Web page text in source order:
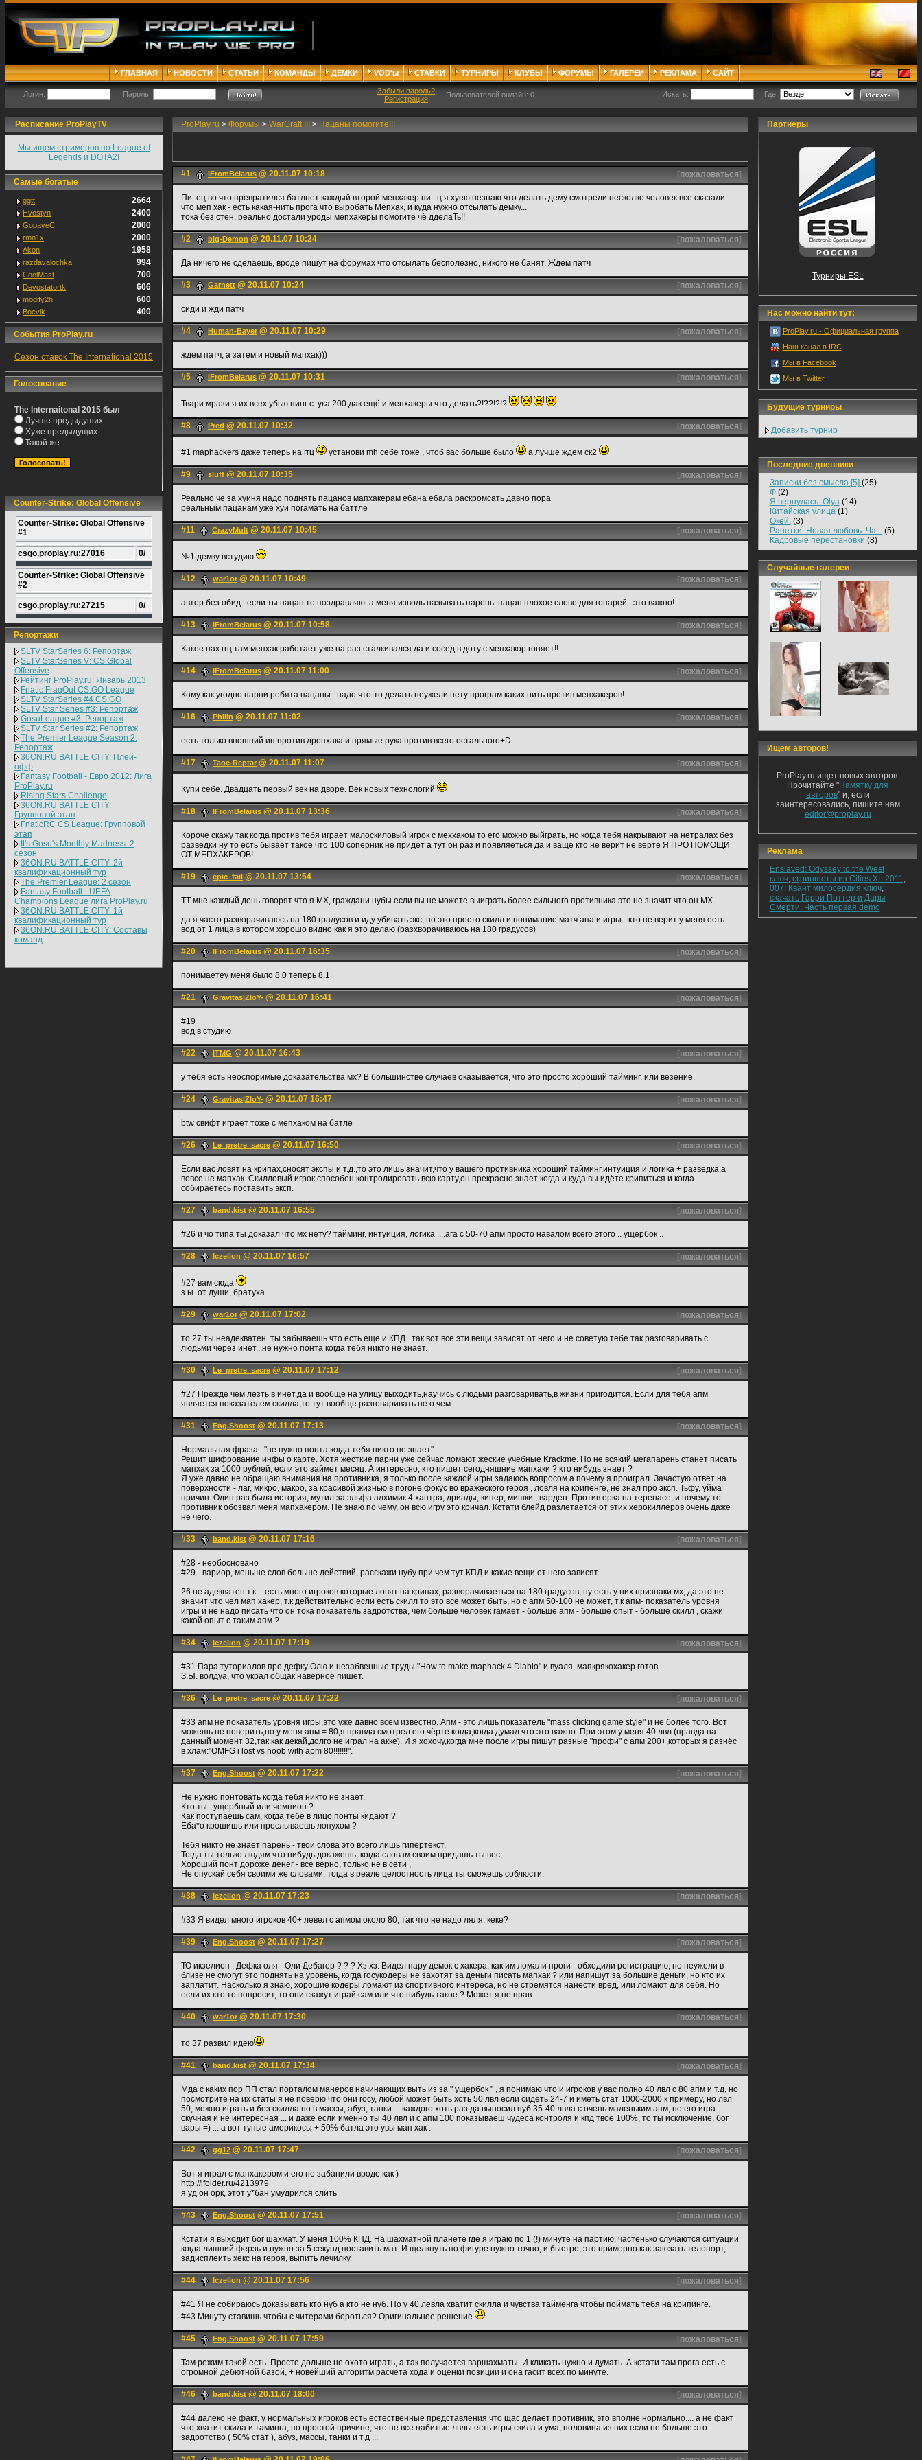
ГЛАВНАЯ НОВОСТИ СТАТЬИ КОМАНДЫ ДЕМКИ VOD'ы СТАВКИ ТУРНИРЫ КЛУБЫ ФОРУМЫ ГАЛЕРЕИ РЕКЛАМА САЙТ
Логин: Пароль:
Забыли пароль?
Регистрация
Пользователей онлайн: 0 Искать: Где:
Расписание ProPlayTV
Мы ищем стримеров по League of
Legends и DOTA2!
Самые богатые
ggtt 2664
Hvostyn 2400
GopaveC 2000
rmn1x 2000
Akon 1958
razdavalochka 994
CoolMast 700
Devostatortk 606
modify2h 600
Boevik 400
События ProPlay.ru
Сезон ставок The International 2015
Голосование
The Internaitonal 2015 был
Лучше предыдуших
Хуже предыдущих
Такой же
Counter-Strike: Global Offensive
Counter-Strike: Global Offensive
#1
csgo.proplay.ru:27016 0/
Counter-Strike: Global Offensive
#2
csgo.proplay.ru:27215 0/
Репортажи
SLTV StarSeries 6: Репортаж
SLTV StarSeries V: CS Global
Offensive
Рейтинг ProPlay.ru: Январь 2013
Fnatic FragOut CS:GO League
SLTV StarSeries #4 CS:GO
SLTV Star Series #3: Репортаж
GosuLeague #3: Репортаж
SLTV Star Series #2: Репортаж
The Premier League Season 2:
Репортаж
36ON.RU BATTLE CITY: Плей-
офф
Fantasy Football - Евро 2012: Лига
ProPlay.ru
Rising Stars Challenge
36ON.RU BATTLE CITY:
Групповой этап
FnaticRC CS League: Групповой
этап
It's Gosu's Monthly Madness: 2
сезон
36ON.RU BATTLE CITY: 2й
квалификационный тур
The Premier League: 2 cезон
Fantasy Football - UEFA
Champions League лига ProPlay.ru
36ON.RU BATTLE CITY: 1й
квалификационный тур
36ON.RU BATTLE CITY: Составы
команд
ProPlay.ru > Форумы > WarCraft III > Пацаны помогите!!!
#1 IFromBelarus @ 20.11.07 10:18 [пожаловаться]
Пи..ец во что превратился батлнет каждый второй мепхакер пи...ц я хуею незнаю что делать дему смотрели несколко человек все сказали
что меп хак - есть какая-нить прога что выробать Мепхак, и куда нужно отсылать демку...
тока без стен, реально достали уроды мепхакеры помогите чё дделаТь!!
#2 blg-Demon @ 20.11.07 10:24 [пожаловаться]
Да ничего не сделаешь, вроде пишут на форумах что отсылать бесполезно, никого не банят. Ждем патч
#3 Garnett @ 20.11.07 10:24 [пожаловаться]
сиди и жди патч
#4 Human-Bayer @ 20.11.07 10:29 [пожаловаться]
ждем патч, а затем и новый мапхак)))
#5 IFromBelarus @ 20.11.07 10:31 [пожаловаться]
Твари мрази я их всех убью пинг с..ука 200 дак ещё и мепхакеры что делать?!??!?!?
#8 Pred @ 20.11.07 10:32 [пожаловаться]
#1 maphackers даже теперь на ггц установи mh себе тоже , чтоб вас больше было а лучше ждем ск2
#9 sluff @ 20.11.07 10:35 [пожаловаться]
Реально че за xyиня надо поднять пацанов мапхакерам е6ана е6ала раскромсать давно пора
реальным пацанам уже xyи погамать на баттле
#11 CrazyMult @ 20.11.07 10:45 [пожаловаться]
№1 демку встудию
#12 war1or @ 20.11.07 10:49 [пожаловаться]
автор без обид...если ты пацан то поздравляю. а меня изволь называть парень. пацан плохое слово для гопарей...это важно!
#13 IFromBelarus @ 20.11.07 10:58 [пожаловаться]
Какое нах ггц там мепхак работает уже на раз сталкивался да и сосед в доту с мепхакор гоняет!!
#14 IFromBelarus @ 20.11.07 11:00 [пожаловаться]
Кому как угодно парни ребята пацаны...надо что-то делать неужели нету програм каких нить против мепхакеров!
#16 Philin @ 20.11.07 11:02 [пожаловаться]
есть только внешний ип против дропхака и прямые рука против всего остального+D
#17 Taoe-Reptar @ 20.11.07 11:07 [пожаловаться]
Купи себе. Двадцать первый век на дворе. Век новых технологий
#18 IFromBelarus @ 20.11.07 13:36 [пожаловаться]
Короче скажу так когда против тебя играет малоскиловый игрок с меххаком то его можно выйграть, но когда тебя накрывают на нетралах без
разведки ну то есть бывает такое что 100 соперник не придёт а тут он раз и появляеться да и ваще кто не верит не верте Я ПРО ПОМОЩИ
ОТ МЕПХАКЕРОВ!
#19 epic_fail @ 20.11.07 13:54 [пожаловаться]
ТТ мне каждый день говорят что я МХ, граждани нубы если вы не можете выиграть более сильного противника это не значит что он МХ
да я часто разворачиваюсь на 180 градусов и иду убивать экс, но это просто скилл и понимание матч апа и игры - кто не верит у меня есть
вод от 1 лица в котором хорошо видно как я это делаю (разхворачиваюсь на 180 градусов)
#20 IFromBelarus @ 20.11.07 16:35 [пожаловаться]
понимаетеу меня было 8.0 теперь 8.1
#21 Gravitas|ZloY- @ 20.11.07 16:41 [пожаловаться]
#19
вод в студию
#22 ITMG @ 20.11.07 16:43 [пожаловаться]
у тебя есть неоспоримые доказательства мх? В большинстве случаев оказывается, что это просто хороший тайминг, или везение.
#24 Gravitas|ZloY- @ 20.11.07 16:47 [пожаловаться]
btw свифт играет тоже с мепхаком на батле
#26 Le_pretre_sacre @ 20.11.07 16:50 [пожаловаться]
Если вас ловят на крипах,сносят экспы и т.д.,то это лишь значит,что у вашего противника хороший тайминг,интуиция и логика + разведка,а
вовсе не мапхак. Скилловый игрок способен контролировать всю карту,он прекрасно знает когда и куда вы идёте крипиться и когда
собираетесь поставить эксп.
#27 band.kist @ 20.11.07 16:55 [пожаловаться]
#26 и чо типа ты доказал что мх нету? тайминг, интуиция, логика ....ага с 50-70 апм просто навалом всего этого .. ущербок ..
#28 Iczelion @ 20.11.07 16:57 [пожаловаться]
#27 вам сюда
з.ы. от души, братуха
#29 war1or @ 20.11.07 17:02 [пожаловаться]
то 27 ты неадекватен. ты забываешь что есть еще и КПД...так вот все эти вещи зависят от него.и не советую тебе так разговаривать с
людьми через инет...не нужно понта когда тебя никто не знает.
#30 Le_pretre_sacre @ 20.11.07 17:12 [пожаловаться]
#27 Прежде чем лезть в инет,да и вообще на улицу выходить,научись с людьми разговаривать,в жизни пригодится. Если для тебя апм
является показателем скилла,то тут вообще разговаривать не о чем.
#31 Eng.Shoost @ 20.11.07 17:13 [пожаловаться]
Нормальная фраза : "не нужно понта когда тебя никто не знает".
Решит шифрование инфы о карте. Хотя жесткие парни уже сейчас ломают жеские учебные Krackme. Но не всякий мегапарень станет писать
мапхак за 1000 рублей, если это займет месяц. А интересно, кто пишет сегодняшние мапхаки ? кто нибудь знает ?
Я уже давно не обращаю внимания на противника, я только после каждой игры задаюсь вопросом а почему я проиграл. Зачастую ответ на
поверхности - лаг, микро, макро, за красивой жизнью в погоне фокус во вражеского героя , ловля на крипенге, не знал про эксп. Тьфу, уйма
причин. Один раз была история, мутил за эльфа алхимик 4 хантра, дриады, кипер, мишки , варден. Против орка на теренасе, и почему то
противник обозвал меня мапхакером. Не знаю по чему, он всю игру это кричал. Кстати блейд разлетается от этих херокиллеров очень даже
не чего.
#33 band.kist @ 20.11.07 17:16 [пожаловаться]
#28 - необосновано
#29 - вариор, меньше слов больше действий, расскажи нубу при чем тут КПД и какие вещи от него зависят
26 не адекватен т.к. - есть много игроков которые ловят на крипах, разворачиваеться на 180 градусов, ну есть у них признаки мх, да это не
значит что чел мап хакер, т.к действительно если есть скилл то это все может быть, но с апм 50-100 не может, т.к апм- показатель уровня
игры и не надо писать что он тока показатель задротства, чем больше человек гамает - больше апм - больше опыт - больше скилл , скажи
какой опыт с таким апм ?
#34 Iczelion @ 20.11.07 17:19 [пожаловаться]
#31 Пара туториалов про дефку Олю и незабвенные труды "How to make maphack 4 Diablo" и вуаля, мапкрякохакер готов.
З.Ы. волдуа, что украл общак наверное пишет.
#36 Le_pretre_sacre @ 20.11.07 17:22 [пожаловаться]
#33 апм не показатель уровня игры,это уже давно всем известно. Апм - это лишь показатель "mass clicking game style" и не более того. Вот
можешь не поверить,но у меня апм = 80,я правда смотрел его чёрте когда,когда думал что это важно. При этом у меня 40 лвл (правда на
данный момент 32,так как декай,долго не играл на акке). И я хохочу,когда мне после игры пишут разные "профи" с апм 200+,которых я разнёс
в хлам:"OMFG i lost vs noob with apm 80!!!!!!!".
#37 Eng.Shoost @ 20.11.07 17:22 [пожаловаться]
Не нужно понтовать когда тебя никто не знает.
Кто ты : ущербный или чемпион ?
Как поступаешь сам, когда тебе в лицо понты кидают ?
Еба*о крошишь или прослываешь лопухом ?
Тебя никто не знает парень - твои слова это всего лишь гипертекст,
Тогда ты только людям что нибудь докажешь, когда словам своим придашь ты вес,
Хороший понт дороже денег - все верно, только не в сети ,
Не опускай себя своими же словами, тогда в реале целостность лица ты сможешь соблюсти.
#38 Iczelion @ 20.11.07 17:23 [пожаловаться]
#33 Я видел много игроков 40+ левел с апмом около 80, так что не надо ляля, кеке?
#39 Eng.Shoost @ 20.11.07 17:27 [пожаловаться]
ТО икзелион : Дефка оля - Оли Дебагер ? ? ? Хз хз. Видел пару демок с хакера, как им ломали проги - обходили регистрацию, но неужели в
близе не смогут это поднять на уровень, когда госукодеры не захотят за деньги писать мапхак ? или напишут за большие деньги, но кто их
заплатит. Насколько я знаю, хорошие кодеры ломают из спортивного интереса, но не стремятся нанести вред, или ломают для себя. Но
если их кто то попросит, то они скажут играй сам или что нибудь такое ? Может я не прав.
#40 war1or @ 20.11.07 17:30 [пожаловаться]
то 37 развил идею
#41 band.kist @ 20.11.07 17:34 [пожаловаться]
Мда с каких пор ПП стал порталом манеров начинающих выть из за " ущербок " , я понимаю что и игроков у вас полно 40 лвл с 80 апм и т.д, но
посмотрите на их статы я не поверю что они госу, любой может быть хоть 50 лвл если сидеть 24-7 и иметь стат 1000-2000 к примеру, но лвл
50, можно играть и без скилла но в массы, абуз, танки ... каждого хоть раз да выносил нуб 35-40 лвла с очень маленьким апм, но его игра
скучная и не интересная ... и даже если именно ты 40 лвл и с апм 100 показываеш чудеса контроля и кпд твое 100%, то ты исключение, бог
вары =) ... а вот тупые америкосы + 50% батла это увы мап хак .
#42 gg12 @ 20.11.07 17:47 [пожаловаться]
Вот я играл с мапхакером и его не забанили вроде как )
http://ifolder.ru/4213979
я уд он орк, этот у*бан умудрился слить
#43 Eng.Shoost @ 20.11.07 17:51 [пожаловаться]
Кстати я выходит бог шахмат. У меня 100% КПД. На шахматной планете где я играю по 1 (!) минуте на партию, частенько случаются ситуации
когда лишний ферзь и нужно за 5 секунд поставить мат. И щелкнуть по фигуре нужно точно, и быстро, это примерно как заюзать телепорт,
задисплеить хекс на героя, выпить лечилку.
#44 Iczelion @ 20.11.07 17:56 [пожаловаться]
#41 Я не собираюсь доказывать кто нуб а кто не нуб. Но у 40 левла хватит скилла и чувства тайменга чтобы поймать тебя на крипинге.
#43 Минуту ставишь чтобы с читерами бороться? Оригинальное решение
#45 Eng.Shoost @ 20.11.07 17:59 [пожаловаться]
Там режим такой есть. Просто дольше не охото играть, а так получается варшахматы. И кликать нужно и думать. А кстати там прога есть с
огромной дебютной базой, + новейший алгоритм расчета хода и оценки позиции и она гасит всех по минуте.
#46 band.kist @ 20.11.07 18:00 [пожаловаться]
#44 далеко не факт, у нормальных игроков есть естественные представления что щас делает противник, это вполне нормально.... а не факт
что хватит скила и таминга, по простой причине, что не все набитые лвлы есть игры скила и ума, половина из них если не больше это -
задротство ( 50% стат ), абуз, массы, танки и т.д ...
Партнеры
Турниры ESL
Нас можно найти тут:
ProPlay.ru - Официальная группа
Наш канал в IRC
Мы в Facebook
Мы в Twitter
Будущие турниры
Добавить турнир
Последние дневники
Записки без смысла [5] (25)
Ф(2)
Я вернулась. Olya(14)
Китайская улица(1)
Окей.(3)
Ранетки: Новая любовь. Ча...(5)
Кадровые перестановки (8)
Случайные галереи
Ищем авторов!
ProPlay.ru ищет новых авторов.
Прочитайте "Памятку для
авторов" и, если
заинтересовались, пишите нам
editor@proplay.ru
Реклама
Enslaved: Odyssey to the West
ключ, скриншоты из Cities XL 2011,
007: Квант милосердия ключ,
скачать Гарри Поттер и Дары
Смерти. Часть первая demo